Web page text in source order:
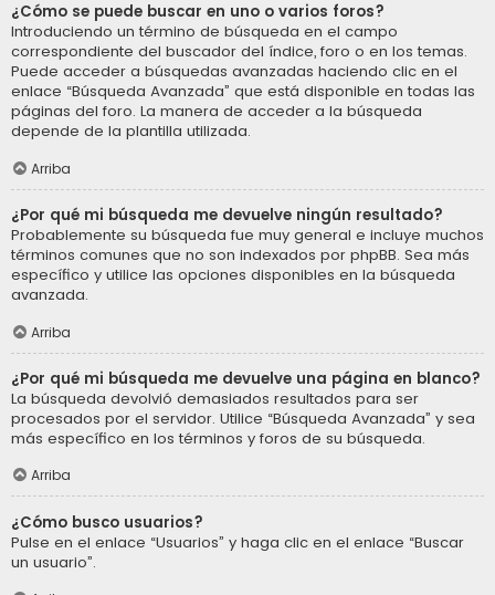
¿Cómo se puede buscar en uno o varios foros?
Introduciendo un término de búsqueda en el campo
correspondiente del buscador del índice, foro o en los temas.
Puede acceder a búsquedas avanzadas haciendo clic en el
enlace “Búsqueda Avanzada” que está disponible en todas las
páginas del foro. La manera de acceder a la búsqueda
depende de la plantilla utilizada.
Arriba
¿Por qué mi búsqueda me devuelve ningún resultado?
Probablemente su búsqueda fue muy general e incluye muchos
términos comunes que no son indexados por phpBB. Sea más
específico y utilice las opciones disponibles en la búsqueda
avanzada.
Arriba
¿Por qué mi búsqueda me devuelve una página en blanco?
La búsqueda devolvió demasiados resultados para ser
procesados por el servidor. Utilice “Búsqueda Avanzada” y sea
más específico en los términos y foros de su búsqueda.
Arriba
¿Cómo busco usuarios?
Pulse en el enlace “Usuarios” y haga clic en el enlace “Buscar
un usuario”.